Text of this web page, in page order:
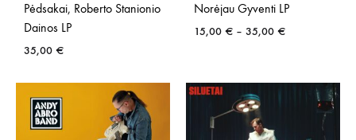
Pėdsakai, Roberto Stanionio
Dainos LP
35,00 €
Norėjau Gyventi LP
15,00 € – 35,00 €Price
through
35,00 €